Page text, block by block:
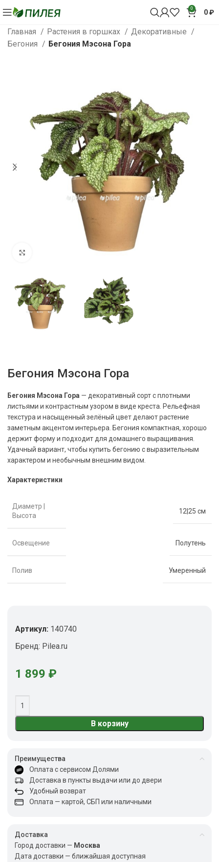
0 0₽
Главная Растения в горшках
Декоративные
Бегония
Бегония Мэсона Гора
Нажмите, чтобы увеличить
Бегония Мэсона Гора
Бегония Мэсона Гора — декоративный сорт с плотными
листьями и контрастным узором в виде креста. Рельефная
текстура и насыщенный зелёный цвет делают растение
заметным акцентом интерьера. Бегония компактная, хорошо
держит форму и подходит для домашнего выращивания.
Удачный вариант, чтобы купить бегонию с выразительным
характером и необычным внешним видом.
Характеристики
Диаметр |
Высота
12|25 см
Освещение Полутень
Полив Умеренный
Артикул: 140740
Бренд: Pilea.ru
1 899 ₽
В корзину
Преимущества
Оплата с сервисом Долями
Доставка в пункты выдачи или до двери
Удобный возврат
Оплата — картой, СБП или наличными
Доставка
Город доставки — Москва
Дата доставки — ближайшая доступная